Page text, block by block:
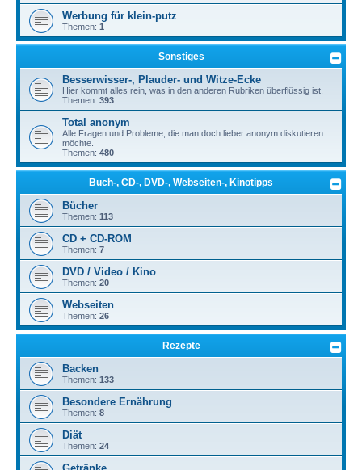
Werbung für klein-putz
Themen: 1
Sonstiges
Besserwisser-, Plauder- und Witze-Ecke
Hier kommt alles rein, was in den anderen Rubriken überflüssig ist.
Themen: 393
Total anonym
Alle Fragen und Probleme, die man doch lieber anonym diskutieren
möchte.
Themen: 480
Buch-, CD-, DVD-, Webseiten-, Kinotipps
Bücher
Themen: 113
CD + CD-ROM
Themen: 7
DVD / Video / Kino
Themen: 20
Webseiten
Themen: 26
Rezepte
Backen
Themen: 133
Besondere Ernährung
Themen: 8
Diät
Themen: 24